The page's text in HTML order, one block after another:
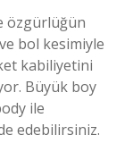
özgürlüğün
bol kesimiyle
kabiliyetini
Büyük boy
ile
edebilirsiniz.